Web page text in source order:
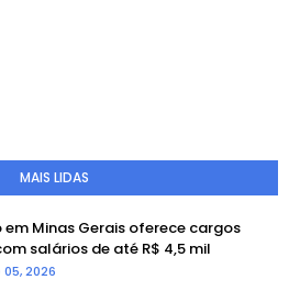
MAIS LIDAS
em Minas Gerais oferece cargos
salários de até R$ 4,5 mil
05, 2026